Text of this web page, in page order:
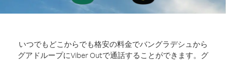
いつでもどこからでも格安の料金でバングラデシュから
グアドループにViber Outで通話することができます。 グ